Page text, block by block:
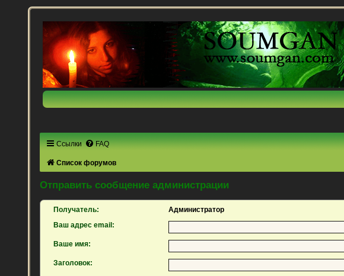
Ссылки FAQ
Список форумов
Отправить сообщение администрации
Получатель:
Администратор
Ваш адрес email:
Ваше имя:
Заголовок: